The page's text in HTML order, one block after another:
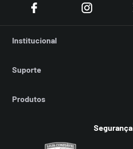
Institucional
Suporte
Produtos
Segurança